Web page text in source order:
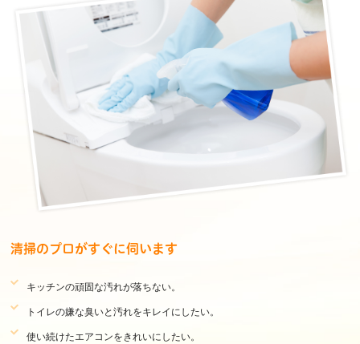
清掃のプロがすぐに伺います
キッチンの頑固な汚れが落ちない。
トイレの嫌な臭いと汚れをキレイにしたい。
使い続けたエアコンをきれいにしたい。